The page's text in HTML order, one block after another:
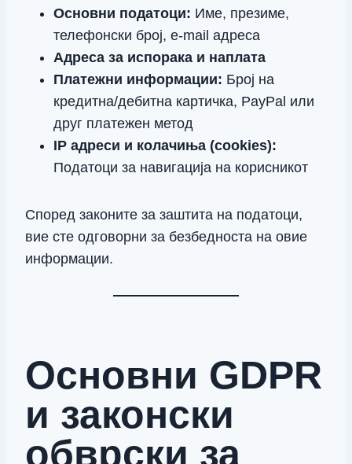
Основни податоци: Име, презиме,
телефонски број, e-mail адреса
Адреса за испорака и наплата
Платежни информации: Број на
кредитна/дебитна картичка, PayPal или
друг платежен метод
IP адреси и колачиња (cookies):
Податоци за навигација на корисникот
Според законите за заштита на податоци,
вие сте одговорни за безбедноста на овие
информации.
Основни GDPR
и законски
обврски за